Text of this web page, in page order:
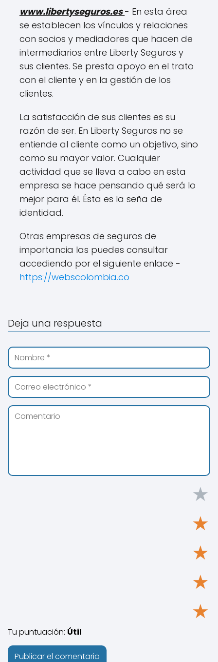
www.libertyseguros.es - En esta área
se establecen los vínculos y relaciones
con socios y mediadores que hacen de
intermediarios entre Liberty Seguros y
sus clientes. Se presta apoyo en el trato
con el cliente y en la gestión de los
clientes.
La satisfacción de sus clientes es su
razón de ser. En Liberty Seguros no se
entiende al cliente como un objetivo, sino
como su mayor valor. Cualquier
actividad que se lleva a cabo en esta
empresa se hace pensando qué será lo
mejor para él. Ésta es la seña de
identidad.
Otras empresas de seguros de
importancia las puedes consultar
accediendo por el siguiente enlace -
https://webscolombia.co
Deja una respuesta
★
★
★
★
★
Tu puntuación: Útil